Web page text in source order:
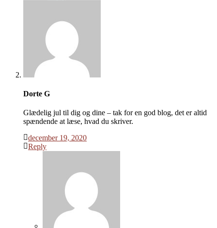
Dorte G
Glædelig jul til dig og dine – tak for en god blog, det er altid
spændende at læse, hvad du skriver.
december 19, 2020
Reply